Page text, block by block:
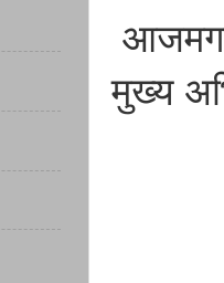
मुख्य